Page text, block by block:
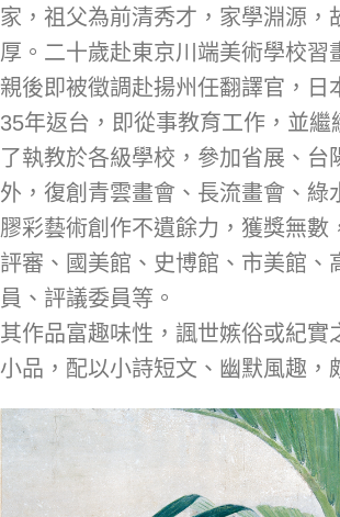
家，祖父為前清秀才，家學淵源，
厚。二十歲赴東京川端美術學校習
親後即被徵調赴揚州任翻譯官，日
35年返台，即從事教育工作，並繼
了執教於各級學校，參加省展、台
外，復創青雲畫會、長流畫會、綠
膠彩藝術創作不遺餘力，獲獎無數
評審、國美館、史博館、市美館、
員、評議委員等。
其作品富趣味性，諷世嫉俗或紀實
小品，配以小詩短文、幽默風趣，